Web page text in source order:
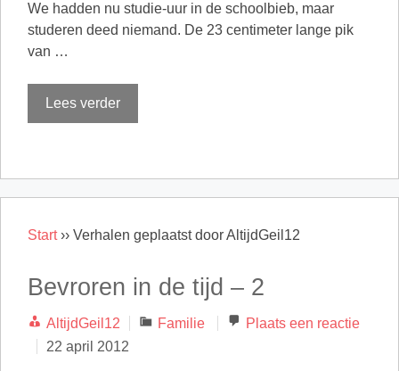
We hadden nu studie-uur in de schoolbieb, maar
studeren deed niemand. De 23 centimeter lange pik
van …
Lees verder
Start›› Verhalen geplaatst door AltijdGeil12
Bevroren in de tijd – 2
AltijdGeil12 Categorieën
Familie
Plaats een reactie
22 april 2012